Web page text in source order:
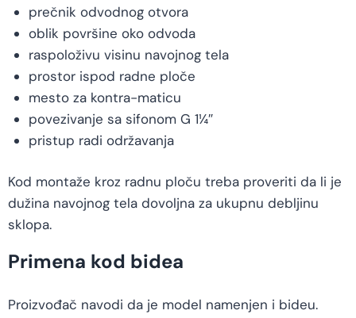
prečnik odvodnog otvora
oblik površine oko odvoda
raspoloživu visinu navojnog tela
prostor ispod radne ploče
mesto za kontra-maticu
povezivanje sa sifonom G 1¼″
pristup radi održavanja
Kod montaže kroz radnu ploču treba proveriti da li je
dužina navojnog tela dovoljna za ukupnu debljinu
sklopa.
Primena kod bidea
Proizvođač navodi da je model namenjen i bideu.